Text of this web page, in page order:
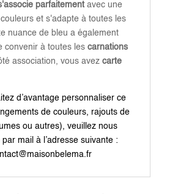
parfaitementavec une
et s'adapte à toutes les
nuance de bleu a également
convenir à toutes les carnations
association, vous avez carte
d’avantage personnaliser ce
de couleurs, rajouts de
ou autres), veuillez nous
mail à l’adresse suivante :